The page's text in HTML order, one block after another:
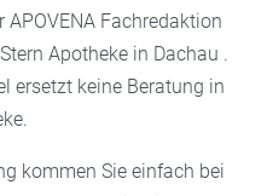
Fachredaktion
Apotheke in Dachau .
ersetzt keine Beratung in
kommen Sie einfach bei